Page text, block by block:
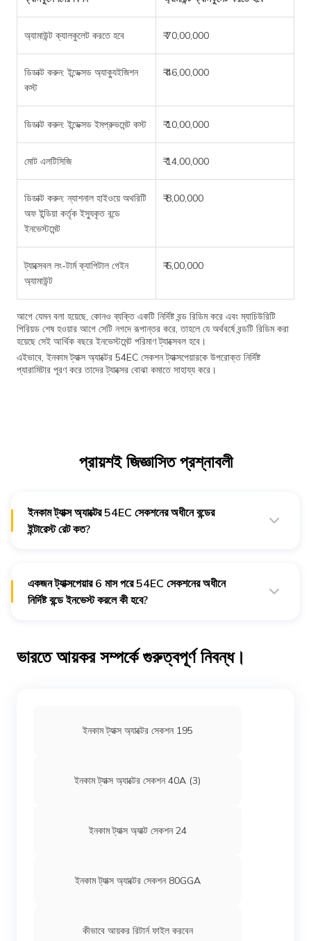
অ্যামাউন্ট ক্যালকুলেট করতে হবে ₹ 70,00,000
ডিডাক্ট করুন: ইন্ডেক্সড অ্যাক্যুইজিশন
কস্ট
₹ 46,00,000
ডিডাক্ট করুন: ইন্ডেক্সড ইমপ্রুভমেন্ট কস্ট ₹ 10,00,000
মোট এলটিসিজি ₹ 14,00,000
ডিডাক্ট করুন: ন্যাশনাল হাইওয়ে অথরিটি
অফ ইন্ডিয়া কর্তৃক ইস্যুকৃত বন্ডে
ইনভেস্টমেন্ট
₹ 8,00,000
ট্যাক্সেবল লং-টার্ম ক্যাপিটাল গেইন
অ্যামাউন্ট
₹ 6,00,000
আগে যেমন বলা হয়েছে, কোনও ব্যক্তি একটি নির্দিষ্ট বন্ড রিডিম করে এবং ম্যাচিউরিটি
পিরিয়ড শেষ হওয়ার আগে সেটি নগদে রূপান্তর করে, তাহলে যে অর্থবর্ষে বন্ডটি রিডিম করা
হয়েছে সেই আর্থিক বছরে ইনভেস্টমেন্ট পরিমাণ ট্যাক্সেবল হবে।
এইভাবে, ইনকাম ট্যাক্স অ্যাক্টের 54EC সেকশন ট্যাক্সপেয়ারকে উপরোক্ত নির্দিষ্ট
প্যারামিটার পূরণ করে তাদের ট্যাক্সের বোঝা কমাতে সাহায্য করে।
প্রায়শই জিজ্ঞাসিত প্রশ্নাবলী
ইনকাম ট্যাক্স অ্যাক্টের 54EC সেকশনের অধীনে বন্ডের
ইন্টারেস্ট রেট কত?
একজন ট্যাক্সপেয়ার 6 মাস পরে 54EC সেকশনের অধীনে
নির্দিষ্ট বন্ডে ইনভেস্ট করলে কী হবে?
ভারতে আয়কর সম্পর্কে গুরুত্বপূর্ণ নিবন্ধ।
ইনকাম ট্যাক্স অ্যাক্টের সেকশন 195
ইনকাম ট্যাক্স অ্যাক্টের সেকশন 40A (3)
ইনকাম ট্যাক্স অ্যাক্ট সেকশন 24
ইনকাম ট্যাক্স অ্যাক্টের সেকশন 80GGA
কীভাবে আয়কর রিটার্ন ফাইল করবেন